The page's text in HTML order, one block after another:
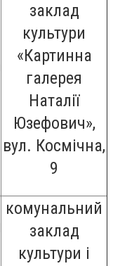
заклад
культури
«Картинна
галерея
Наталії
Юзефович»,
вул. Космічна,
9
комунальний
заклад
культури і